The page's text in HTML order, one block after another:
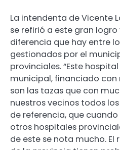
La intendenta de Vicente
se refirió a este gran
diferencia que hay entre
gestionados por el
provinciales. “Este
municipal, financiado con
son las tazas que con
nuestros vecinos todos
de referencia, que
otros hospitales
de este se nota mucho. El